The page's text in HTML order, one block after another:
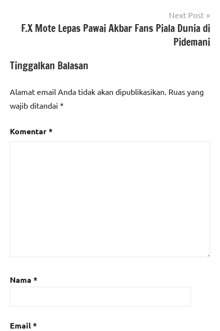
Next Post
F.X Mote Lepas Pawai Akbar Fans Piala Dunia di
Pidemani
Tinggalkan Balasan
Alamat email Anda tidak akan dipublikasikan. Ruas yang
wajib ditandai *
Komentar*
Nama *
Email*